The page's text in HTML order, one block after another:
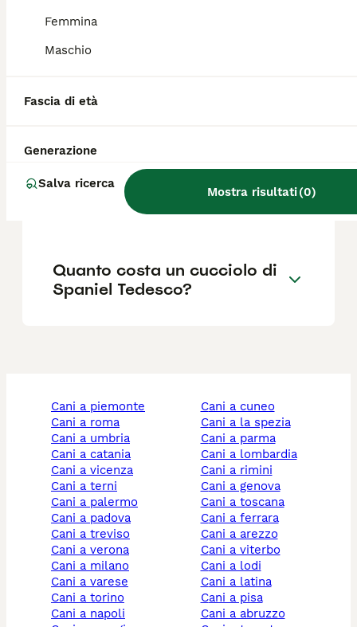
Femmina
Maschio
Fascia di età
Generazione
Salva ricerca
Mostra risultati(0)
all'obbedienza è consigliabile iniziare
cucciolo.
Cosa significa spaniel nei
Quali sono i difetti del cane
Pastore Tedesco?
Quanto costa un cucciolo di
Spaniel Tedesco?
cani a piemonte
cani a roma
cani a umbria
cani a catania
cani a vicenza
cani a terni
cani a palermo
cani a padova
cani a treviso
cani a verona
cani a milano
cani a varese
cani a torino
cani a napoli
cani a cuneo
cani a la spezia
cani a parma
cani a lombardia
cani a rimini
cani a genova
cani a toscana
cani a ferrara
cani a arezzo
cani a viterbo
cani a lodi
cani a latina
cani a pisa
cani a abruzzo